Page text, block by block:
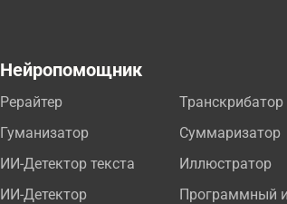
Нейропомощник
Рерайтер
Гуманизатор
ИИ-Детектор текста
ИИ-Детектор
Транскрибатор
Суммаризатор
Иллюстратор
Программный